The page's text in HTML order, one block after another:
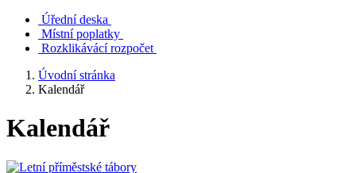
Úřední deska
Místní poplatky
Rozklikávácí rozpočet
Úvodní stránka
Kalendář
Kalendář